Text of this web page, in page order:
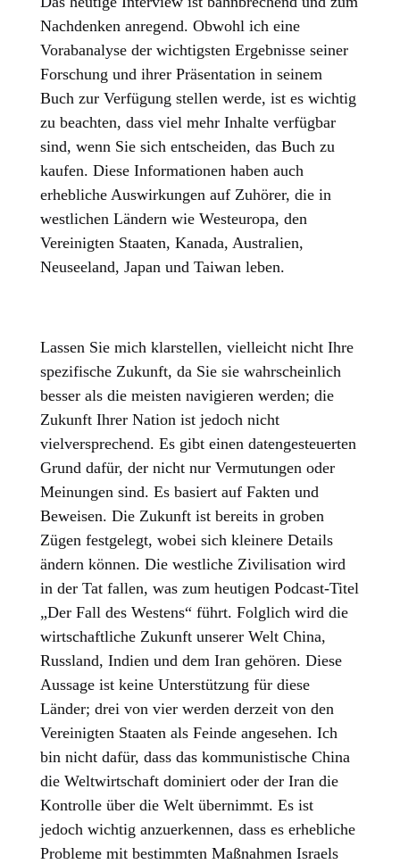
Nachdenken anregend. Obwohl ich eine
Vorabanalyse der wichtigsten Ergebnisse seiner
Forschung und ihrer Präsentation in seinem
Buch zur Verfügung stellen werde, ist es wichtig
zu beachten, dass viel mehr Inhalte verfügbar
sind, wenn Sie sich entscheiden, das Buch zu
kaufen. Diese Informationen haben auch
erhebliche Auswirkungen auf Zuhörer, die in
westlichen Ländern wie Westeuropa, den
Vereinigten Staaten, Kanada, Australien,
Neuseeland, Japan und Taiwan leben.
Lassen Sie mich klarstellen, vielleicht nicht Ihre
spezifische Zukunft, da Sie sie wahrscheinlich
besser als die meisten navigieren werden; die
Zukunft Ihrer Nation ist jedoch nicht
vielversprechend. Es gibt einen datengesteuerten
Grund dafür, der nicht nur Vermutungen oder
Meinungen sind. Es basiert auf Fakten und
Beweisen. Die Zukunft ist bereits in groben
Zügen festgelegt, wobei sich kleinere Details
ändern können. Die westliche Zivilisation wird
in der Tat fallen, was zum heutigen Podcast-Titel
„Der Fall des Westens“ führt. Folglich wird die
wirtschaftliche Zukunft unserer Welt China,
Russland, Indien und dem Iran gehören. Diese
Aussage ist keine Unterstützung für diese
Länder; drei von vier werden derzeit von den
Vereinigten Staaten als Feinde angesehen. Ich
bin nicht dafür, dass das kommunistische China
die Weltwirtschaft dominiert oder der Iran die
Kontrolle über die Welt übernimmt. Es ist
jedoch wichtig anzuerkennen, dass es erhebliche
Probleme mit bestimmten Maßnahmen Israels